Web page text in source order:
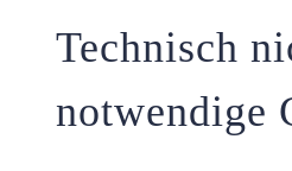
Technisch
notwendige